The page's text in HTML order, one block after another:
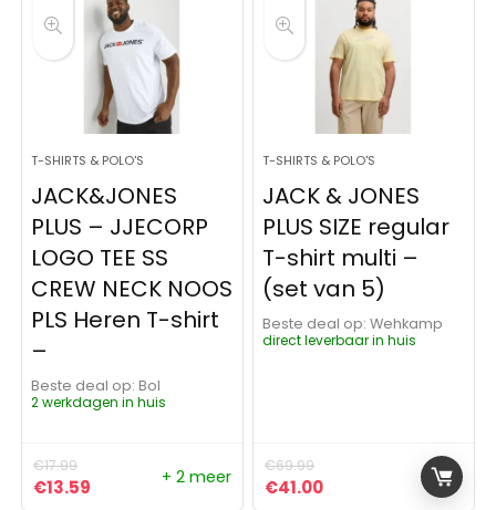
T-SHIRTS & POLO'S
JACK&JONES
PLUS – JJECORP
LOGO TEE SS
CREW NECK NOOS
PLS Heren T-shirt
–
Beste deal op:
Bol
2 werkdagen in huis
€17.99
Oorspronkelijke prijs was: €17.99.
€13.59 Huidige prijs is: €13.59.
+ 2 meer
T-SHIRTS & POLO'S
JACK & JONES
PLUS SIZE regular
T-shirt multi –
(set van 5)
Beste deal op:
Wehkamp
direct leverbaar in huis
€69.99
Oorspronkelijke prijs
€41.00Huidige prijs is: